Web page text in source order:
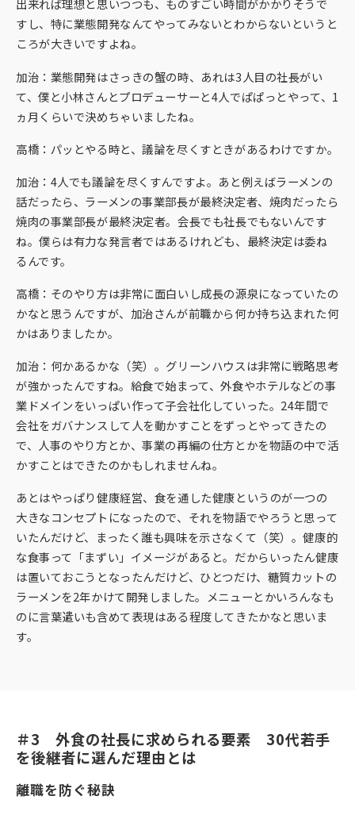
出来れば理想と思いつつも、ものすごい時間がかかりそうで
すし、特に業態開発なんてやってみないとわからないというと
ころが大きいですよね。
加治：業態開発はさっきの蟹の時、あれは3人目の社長がい
て、僕と小林さんとプロデューサーと4人でぱぱっとやって、1
ヵ月くらいで決めちゃいましたね。
高橋：パッとやる時と、議論を尽くすときがあるわけですか。
加治：4人でも議論を尽くすんですよ。あと例えばラーメンの
話だったら、ラーメンの事業部長が最終決定者、焼肉だったら
焼肉の事業部長が最終決定者。会長でも社長でもないんです
ね。僕らは有力な発言者ではあるけれども、最終決定は委ね
るんです。
高橋：そのやり方は非常に面白いし成長の源泉になっていたの
かなと思うんですが、加治さんが前職から何か持ち込まれた何
かはありましたか。
加治：何かあるかな（笑）。グリーンハウスは非常に戦略思考
が強かったんですね。給食で始まって、外食やホテルなどの事
業ドメインをいっぱい作って子会社化していった。24年間で
会社をガバナンスして人を動かすことをずっとやってきたの
で、人事のやり方とか、事業の再編の仕方とかを物語の中で活
かすことはできたのかもしれませんね。
あとはやっぱり健康経営、食を通した健康というのが一つの
大きなコンセプトになったので、それを物語でやろうと思って
いたんだけど、まったく誰も興味を示さなくて（笑）。健康的
な食事って「まずい」イメージがあると。だからいったん健康
は置いておこうとなったんだけど、ひとつだけ、糖質カットの
ラーメンを2年かけて開発しました。メニューとかいろんなも
のに言葉遣いも含めて表現はある程度してきたかなと思いま
す。
＃3　外食の社長に求められる要素　30代若手
を後継者に選んだ理由とは
離職を防ぐ秘訣